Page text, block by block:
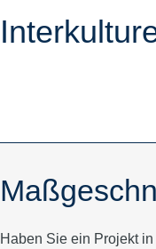
Haben Sie ein Projekt